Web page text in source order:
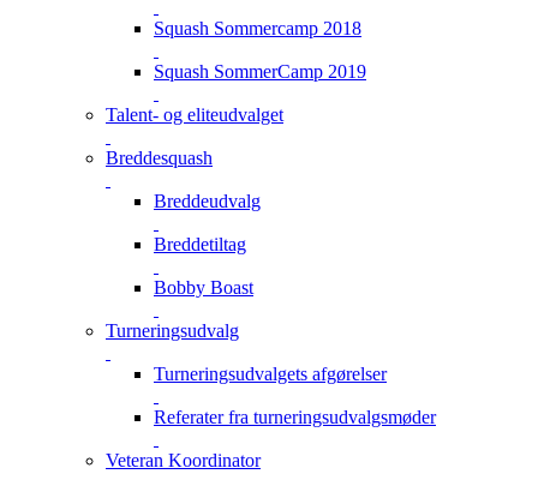
Squash Sommercamp 2018
Squash SommerCamp 2019
Talent- og eliteudvalget
Breddesquash
Breddeudvalg
Breddetiltag
Bobby Boast
Turneringsudvalg
Turneringsudvalgets afgørelser
Referater fra turneringsudvalgsmøder
Veteran Koordinator